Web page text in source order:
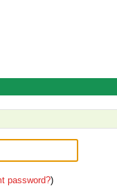
password?)